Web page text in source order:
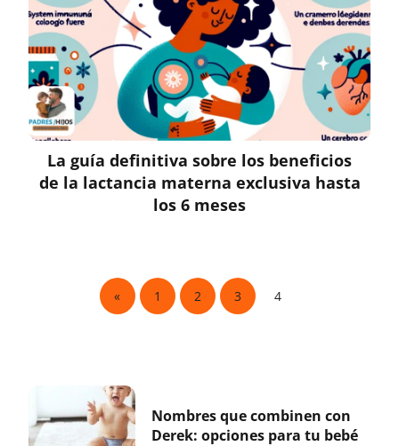
La guía definitiva sobre los beneficios
de la lactancia materna exclusiva hasta
los 6 meses
« 1 2 3 4
Nombres que combinen con
Derek: opciones para tu bebé